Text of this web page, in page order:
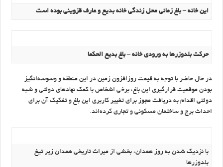
این خانه – باغ زمانی محل زندگی خانه بدیع و عارف قزوینی بوده است
حرکت بلدوزرها به ورودی خانه – باغ بدیع الحکما
در حال حاضر با توجه به قیمت روزافزون زمین در این منطقه و وسوسه‌انگیز
بودن موقعیت قرارگیری این باغ، برخی اشخاص با کمک نهادهای دولتی و شبه
دولتی اقدام به دریافت مجوز برای تغییر کاربری این باغ و تفکیک آن برای
احداث برج‌ و ساختمان مسکونی و تجاری کرده‌اند.
با نزدیک شدن به روز همدان، بخشی از میراث تاریخی همدان زیر تیغ
بلدوزرها